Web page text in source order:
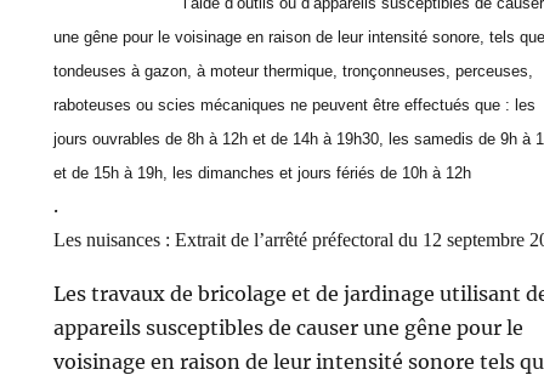
une gêne pour le voisinage en raison de leur intensité sonore, tels que
tondeuses à gazon, à moteur thermique, tronçonneuses, perceuses,
raboteuses ou scies mécaniques ne peuvent être effectués que : les
jours ouvrables de 8h à 12h et de 14h à 19h30, les samedis de 9h à
et de 15h à 19h, les dimanches et jours fériés de 10h à 12h
.
Les nuisances : Extrait de l’arrêté préfectoral du 12 septembre
Les travaux de bricolage et de jardinage utilisant
appareils susceptibles de causer une gêne pour le
voisinage en raison de leur intensité sonore tels